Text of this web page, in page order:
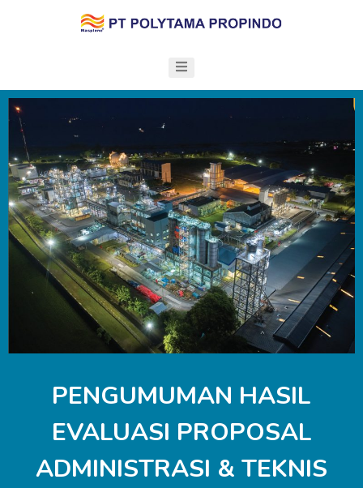
PENGUMUMAN HASIL
EVALUASI PROPOSAL
ADMINISTRASI & TEKNIS